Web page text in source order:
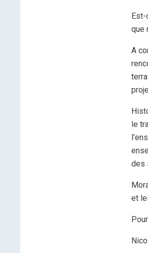
Est-
que
A
le
des
et